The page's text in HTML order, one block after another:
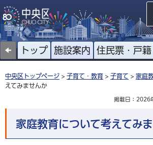
トップ 施設案内 住民票・戸籍
中央区トップページ > 子育て・教育 > 子育て > 家庭
えてみませんか
掲載日：2026
家庭教育について考えてみ